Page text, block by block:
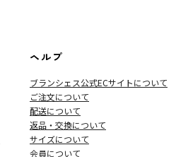
ヘルプ
ブランシェス公式ECサイトについて
ご注文について
配送について
返品・交換について
サイズについて
会員について